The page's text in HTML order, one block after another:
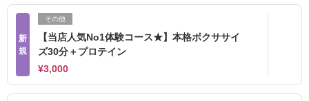
新
規
その他
【当店人気No1体験コース★】本格ボクササイ
ズ30分＋プロテイン
¥3,000